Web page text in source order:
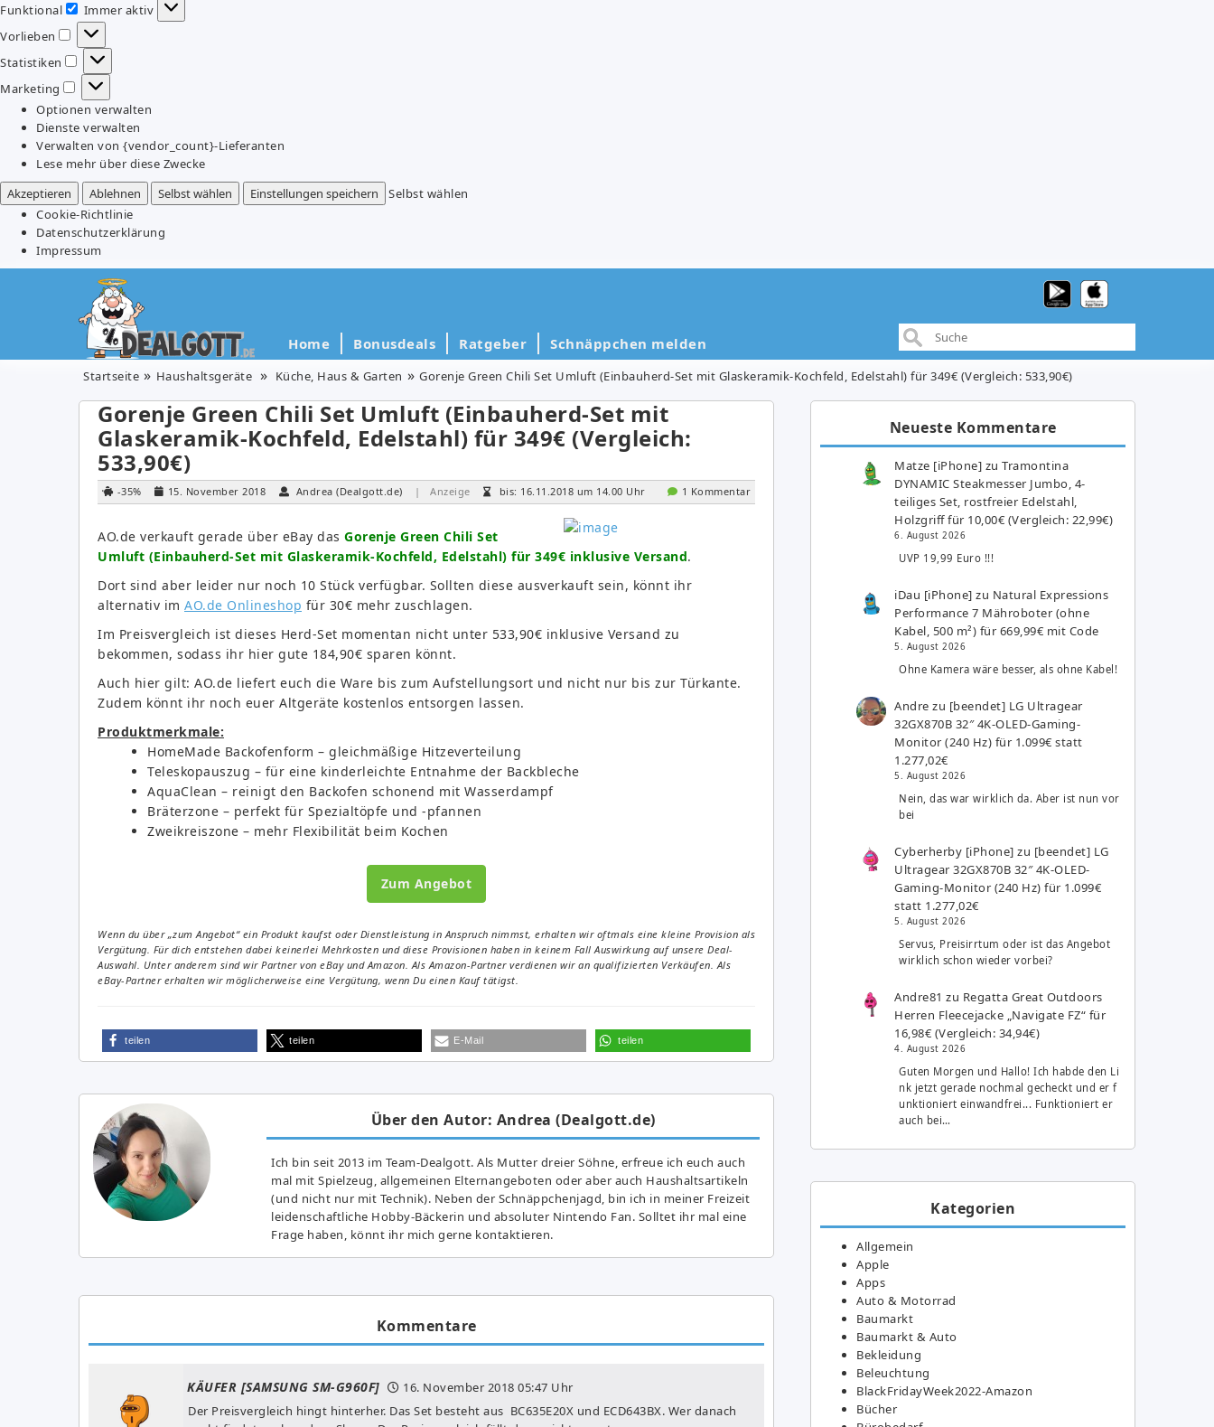
Funktional
Funktional
Immer aktiv
Vorlieben
Vorlieben
Statistiken
Statistiken
Marketing
Marketing
Optionen verwalten
Dienste verwalten
Verwalten von {vendor_count}-Lieferanten
Lese mehr über diese Zwecke
Akzeptieren
Ablehnen Selbst wählen Einstellungen speichern
Selbst wählen
Cookie-Richtlinie
Datenschutzerklärung
Impressum
Home Bonusdeals Ratgeber Schnäppchen melden
Startseite Haushaltsgeräte Küche, Haus & Garten Gorenje Green Chili Set Umluft (Einbauherd-Set mit Glaskeramik-Kochfeld, Edelstahl) für 349€ (Vergleich: 533,90€)
Gorenje Green Chili Set Umluft (Einbauherd-Set mit
Glaskeramik-Kochfeld, Edelstahl) für 349€ (Vergleich:
533,90€)
-35% 15. November 2018 Andrea (Dealgott.de) | Anzeige bis: 16.11.2018 um 14.00 Uhr 1 Kommentar
AO.de verkauft gerade über eBay das Gorenje Green Chili Set
Umluft (Einbauherd-Set mit Glaskeramik-Kochfeld, Edelstahl) für 349€ inklusive Versand.
Dort sind aber leider nur noch 10 Stück verfügbar. Sollten diese ausverkauft sein, könnt ihr
alternativ im AO.de Onlineshop für 30€ mehr zuschlagen.
Im Preisvergleich ist dieses Herd-Set momentan nicht unter 533,90€ inklusive Versand zu
bekommen, sodass ihr hier gute 184,90€ sparen könnt.
Auch hier gilt: AO.de liefert euch die Ware bis zum Aufstellungsort und nicht nur bis zur Türkante.
Zudem könnt ihr noch euer Altgeräte kostenlos entsorgen lassen.
Produktmerkmale:
HomeMade Backofenform – gleichmäßige Hitzeverteilung
Teleskopauszug – für eine kinderleichte Entnahme der Backbleche
AquaClean – reinigt den Backofen schonend mit Wasserdampf
Bräterzone – perfekt für Spezialtöpfe und -pfannen
Zweikreiszone – mehr Flexibilität beim Kochen
Zum Angebot
Wenn du über „zum Angebot“ ein Produkt kaufst oder Dienstleistung in Anspruch nimmst, erhalten wir oftmals eine kleine Provision als
Vergütung. Für dich entstehen dabei keinerlei Mehrkosten und diese Provisionen haben in keinem Fall Auswirkung auf unsere Deal-
Auswahl. Unter anderem sind wir Partner von eBay und Amazon. Als Amazon-Partner verdienen wir an qualifizierten Verkäufen. Als
eBay-Partner erhalten wir möglicherweise eine Vergütung, wenn Du einen Kauf tätigst.
teilen teilen E-Mail teilen
Über den Autor: Andrea (Dealgott.de)
Ich bin seit 2013 im Team-Dealgott. Als Mutter dreier Söhne, erfreue ich euch auch
mal mit Spielzeug, allgemeinen Elternangeboten oder aber auch Haushaltsartikeln
(und nicht nur mit Technik). Neben der Schnäppchenjagd, bin ich in meiner Freizeit
leidenschaftliche Hobby-Bäckerin und absoluter Nintendo Fan. Solltet ihr mal eine
Frage haben, könnt ihr mich gerne kontaktieren.
Kommentare
KÄUFER [SAMSUNG SM-G960F] 16. November 2018 05:47 Uhr
Der Preisvergleich hingt hinterher. Das Set besteht aus BC635E20X und ECD643BX. Wer danach
Neueste Kommentare
Matze [iPhone] zuTramontina
DYNAMIC Steakmesser Jumbo, 4-
teiliges Set, rostfreier Edelstahl,
Holzgriff für 10,00€ (Vergleich: 22,99€)
6. August 2026
UVP 19,99 Euro !!!
iDau [iPhone] zu Natural Expressions
Performance 7 Mähroboter (ohne
Kabel, 500 m²) für 669,99€ mit Code
5. August 2026
Ohne Kamera wäre besser, als ohne Kabel!
Andre zu [beendet] LG Ultragear
32GX870B 32″ 4K-OLED-Gaming-
Monitor (240 Hz) für 1.099€ statt
1.277,02€
5. August 2026
Nein, das war wirklich da. Aber ist nun vor
bei
Cyberherby [iPhone] zu [beendet] LG
Ultragear 32GX870B 32″ 4K-OLED-
Gaming-Monitor (240 Hz) für 1.099€
statt 1.277,02€
5. August 2026
Servus, Preisirrtum oder ist das Angebot
wirklich schon wieder vorbei?
Andre81 zu Regatta Great Outdoors
Herren Fleecejacke „Navigate FZ“ für
16,98€ (Vergleich: 34,94€)
4. August 2026
Guten Morgen und Hallo! Ich habde den Li
nk jetzt gerade nochmal gecheckt und er f
unktioniert einwandfrei... Funktioniert er
auch bei…
Kategorien
Allgemein
Apple
Apps
Auto & Motorrad
Baumarkt
Baumarkt & Auto
Bekleidung
Beleuchtung
BlackFridayWeek2022-Amazon
Bücher